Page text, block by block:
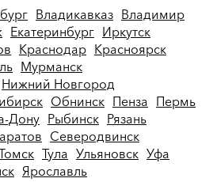
Владикавказ Владимир
Екатеринбург Иркутск
Краснодар Красноярск
Мурманск
Нижний Новгород
Обнинск Пенза Пермь
Дону Рыбинск Рязань
Северодвинск
Тула Ульяновск Уфа
Ярославль